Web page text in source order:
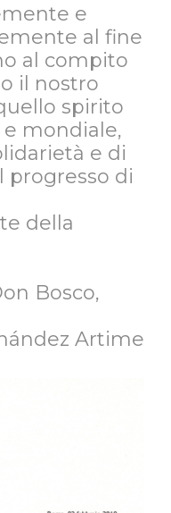
e
al fine
al compito
il nostro
spirito
mondiale,
e di
progresso di
della
Bosco,
Artime